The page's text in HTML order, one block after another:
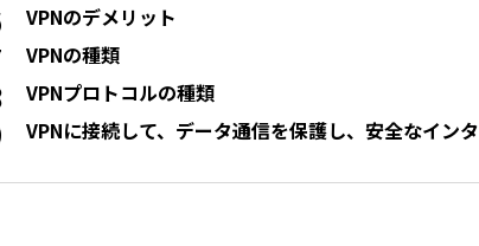
VPNのデメリット
VPNの種類
VPNプロトコルの種類
VPNに接続して、データ通信を保護し、安全なイン